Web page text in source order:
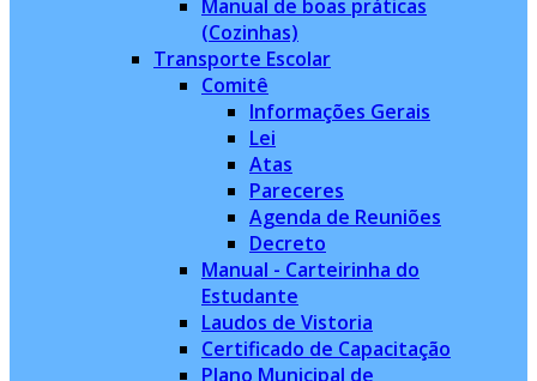
Manual de boas práticas
(Cozinhas)
Transporte Escolar
Comitê
Informações Gerais
Lei
Atas
Pareceres
Agenda de Reuniões
Decreto
Manual - Carteirinha do
Estudante
Laudos de Vistoria
Certificado de Capacitação
Plano Municipal de